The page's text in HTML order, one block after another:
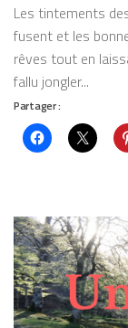
Les tintements
fusent et les
rêves tout en
fallu jongler...
Partager :